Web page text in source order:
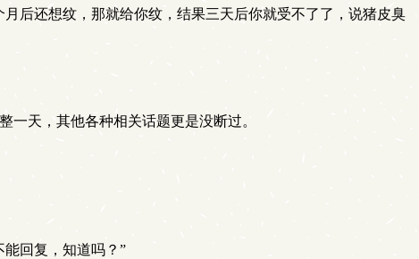
后还想纹，那就给你纹，结果三天后你就受不了了，说猪皮臭
天，其他各种相关话题更是没断过。
回复，知道吗？”